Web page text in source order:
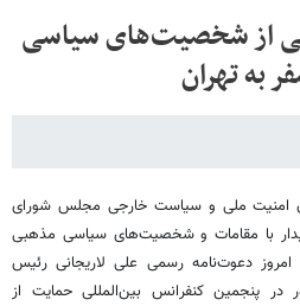
از شخصیت‌های سیاسی
به تهران
امنیت ملی و سیاست خارجی مجلس شورای
با مقامات و شخصیت‌های سیاسی مذهبی
دعوت‌نامه رسمی علی لاریجانی رئیس
پنجمین کنفرانس بین‌المللی حمایت از